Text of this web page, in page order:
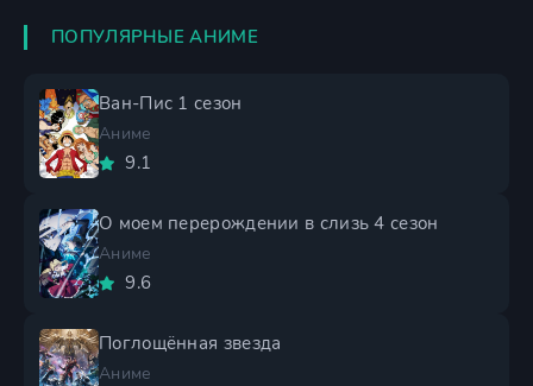
ПОПУЛЯРНЫЕ АНИМЕ
Ван-Пис 1 сезон
Аниме
9.1
О моем перерождении в слизь 4 сезон
Аниме
9.6
Поглощённая звезда
Аниме